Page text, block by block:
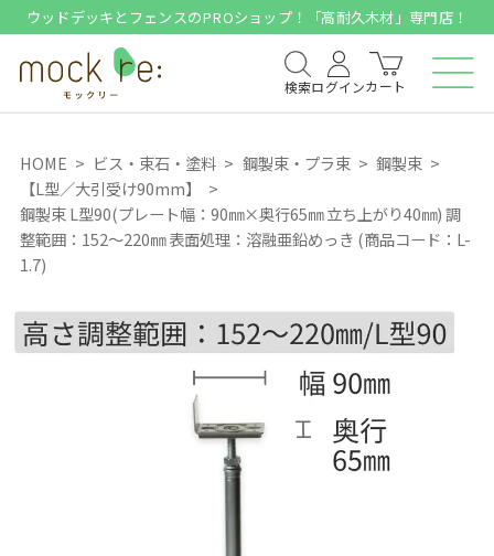
ウッドデッキとフェンスのPROショップ！「高耐久木材」専門店！
検索ログインカート
HOME ビス・束石・塗料 鋼製束・プラ束
鋼製束
【L型／大引受け90mm】
鋼製束 L型90(プレート幅：90㎜×奥行65㎜ 立ち上がり40㎜) 調
整範囲：152～220㎜ 表面処理：溶融亜鉛めっき (商品コード：L-
1.7)